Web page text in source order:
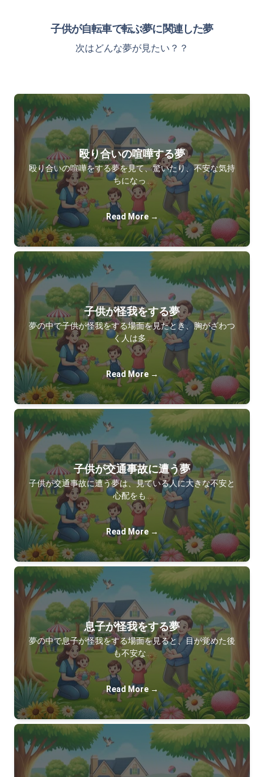
子供が自転車で転ぶ夢に関連した夢
次はどんな夢が見たい？？
殴り合いの喧嘩する夢
殴り合いの喧嘩をする夢を見て、驚いたり、不安な気持
ちになっ…
Read More →
子供が怪我をする夢
夢の中で子供が怪我をする場面を見たとき、胸がざわつ
く人は多…
Read More →
子供が交通事故に遭う夢
子供が交通事故に遭う夢は、見ている人に大きな不安と
心配をも…
Read More →
息子が怪我をする夢
夢の中で息子が怪我をする場面を見ると、目が覚めた後
も不安な…
Read More →